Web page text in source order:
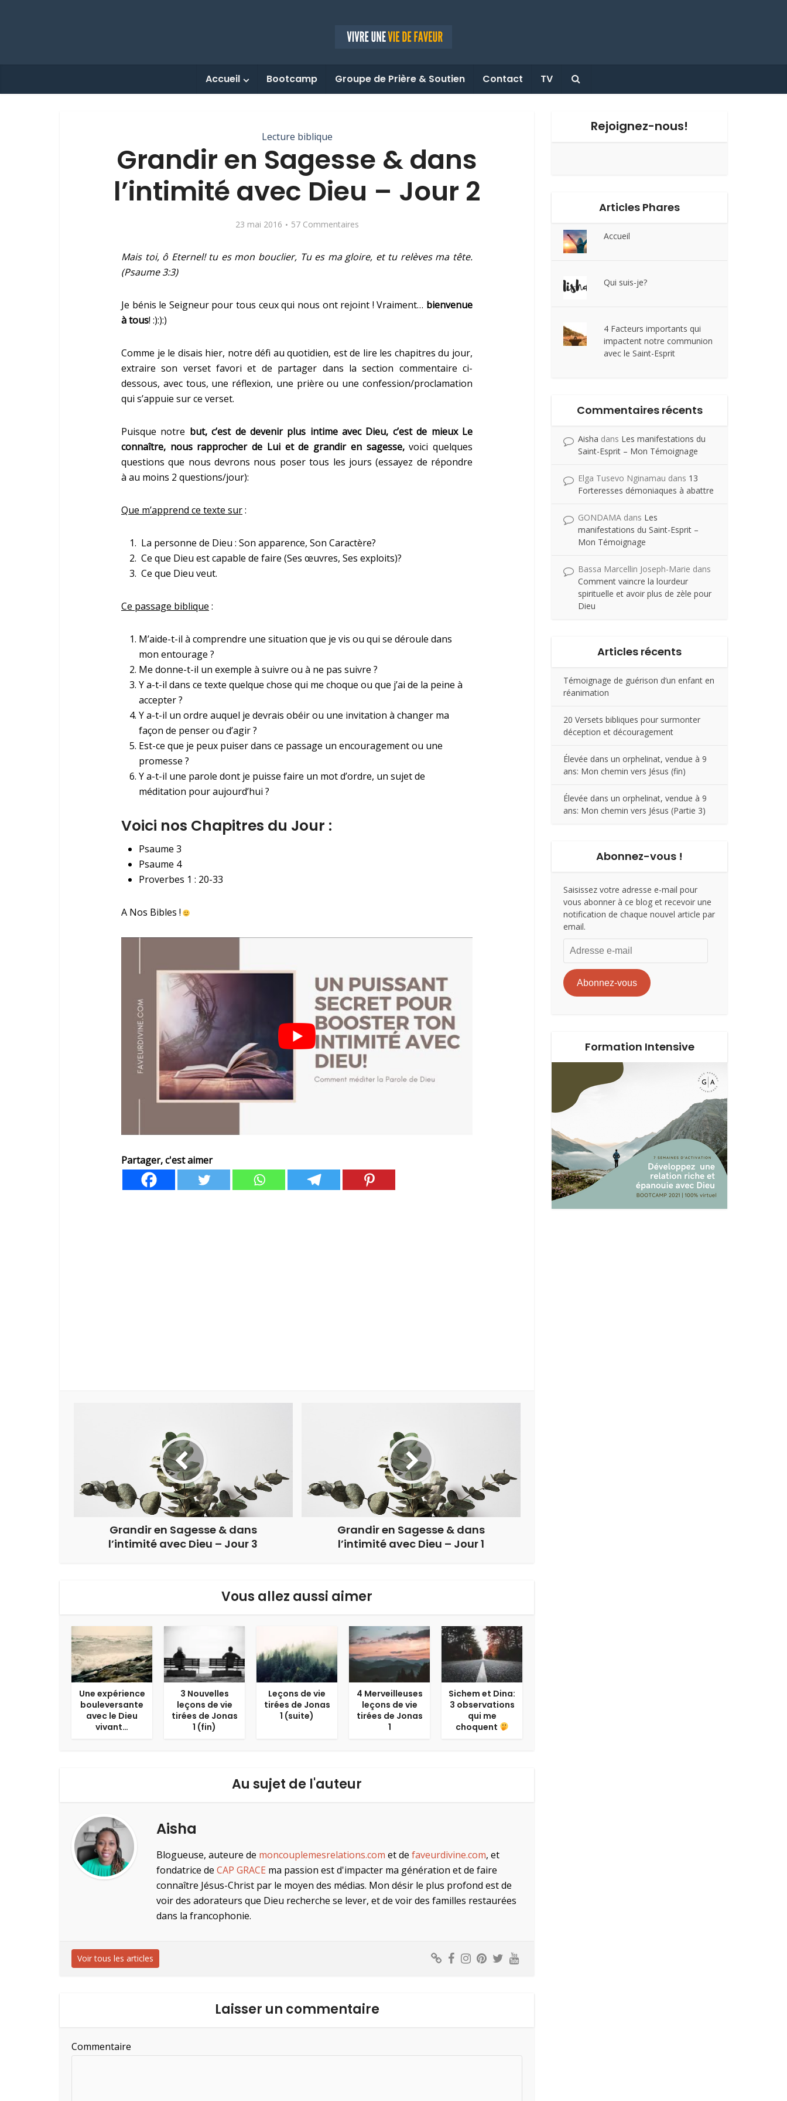
Accueil Bootcamp Groupe de Prière & Soutien Contact TV
Lecture biblique
Grandir en Sagesse & dans
l’intimité avec Dieu – Jour 2
23 mai 2016 57 Commentaires
Mais toi, ô Eternel! tu es mon bouclier, Tu es ma gloire, et tu relèves ma tête.
(Psaume 3:3)
Je bénis le Seigneur pour tous ceux qui nous ont rejoint ! Vraiment… bienvenue
à tous! :):):)
Comme je le disais hier, notre défi au quotidien, est de lire les chapitres du jour,
extraire son verset favori et de partager dans la section commentaire ci-
dessous, avec tous, une réflexion, une prière ou une confession/proclamation
qui s’appuie sur ce verset.
Puisque notre but, c’est de devenir plus intime avec Dieu, c’est de mieux Le
connaître, nous rapprocher de Lui et de grandir en sagesse,voici quelques
questions que nous devrons nous poser tous les jours (essayez de répondre
à au moins 2 questions/jour):
Que m’apprend ce texte sur:
La personne de Dieu : Son apparence, Son Caractère?
Ce que Dieu est capable de faire (Ses œuvres, Ses exploits)?
Ce que Dieu veut.
Ce passage biblique :
M’aide-t-il à comprendre une situation que je vis ou qui se déroule dans
mon entourage ?
Me donne-t-il un exemple à suivre ou à ne pas suivre ?
Y a-t-il dans ce texte quelque chose qui me choque ou que j’ai de la peine à
accepter ?
Y a-t-il un ordre auquel je devrais obéir ou une invitation à changer ma
façon de penser ou d’agir ?
Est-ce que je peux puiser dans ce passage un encouragement ou une
promesse ?
Y a-t-il une parole dont je puisse faire un mot d’ordre, un sujet de
méditation pour aujourd’hui ?
Voici nos Chapitres du Jour :
Psaume 3
Psaume 4
Proverbes 1 : 20-33
A Nos Bibles !
Partager, c'est aimer
Grandir en Sagesse & dans
l’intimité avec Dieu – Jour 3
Grandir en Sagesse & dans
l’intimité avec Dieu – Jour 1
Vous allez aussi aimer
Une expérience
bouleversante
avec le Dieu
vivant…
3 Nouvelles
leçons de vie
tirées de Jonas
1 (fin)
Leçons de vie
tirées de Jonas
1 (suite)
4 Merveilleuses
leçons de vie
tirées de Jonas
1
Sichem et Dina:
3 observations
qui me
choquent
Au sujet de l'auteur
Aisha
Blogueuse, auteure de moncouplemesrelations.com et de faveurdivine.com, et
fondatrice de CAP GRACE ma passion est d'impacter ma génération et de faire
connaître Jésus-Christ par le moyen des médias. Mon désir le plus profond est de
voir des adorateurs que Dieu recherche se lever, et de voir des familles restaurées
dans la francophonie.
Voir tous les articles
Laisser un commentaire
Commentaire
Rejoignez-nous!
Articles Phares
Accueil
Qui suis-je?
4 Facteurs importants qui
impactent notre communion
avec le Saint-Esprit
Commentaires récents
Aisha dans Les manifestations du
Saint-Esprit – Mon Témoignage
Elga Tusevo Nginamau dans 13
Forteresses démoniaques à abattre
GONDAMA dans Les
manifestations du Saint-Esprit –
Mon Témoignage
Bassa Marcellin Joseph-Marie dans
Comment vaincre la lourdeur
spirituelle et avoir plus de zèle pour
Dieu
Articles récents
Témoignage de guérison d’un enfant en
réanimation
20 Versets bibliques pour surmonter
déception et découragement
Élevée dans un orphelinat, vendue à 9
ans: Mon chemin vers Jésus (fin)
Élevée dans un orphelinat, vendue à 9
ans: Mon chemin vers Jésus (Partie 3)
Abonnez-vous !
Saisissez votre adresse e-mail pour
vous abonner à ce blog et recevoir une
notification de chaque nouvel article par
email.
Adresse
e-
mail
Abonnez-vous
Formation Intensive